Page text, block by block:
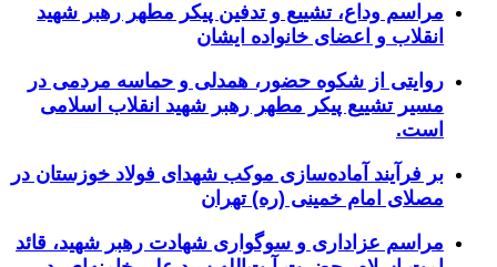
مراسم وداع، تشییع و تدفین پیکر مطهر رهبر شهید
انقلاب و اعضای خانواده ایشان
روایتی از شکوه حضور، همدلی و حماسه مردمی در
مسیر تشییع پیکر مطهر رهبر شهید انقلاب اسلامی
است.
بر فرآیند آماده‌سازی موکب شهدای فولاد خوزستان در
مصلای امام خمینی (ره) تهران
مراسم عزاداری و سوگواری شهادت رهبر شهید، قائد